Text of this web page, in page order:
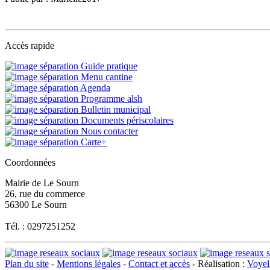
Accès rapide
Guide pratique
Menu cantine
Agenda
Programme alsh
Bulletin municipal
Documents périscolaires
Nous contacter
Carte+
Coordonnées
Mairie de Le Sourn
26, rue du commerce
56300 Le Sourn
Tél. : 0297251252
Plan du site - Mentions légales - Contact et accès - Réalisation :